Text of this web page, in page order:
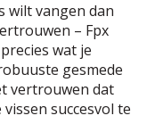
wilt vangen dan
– Fpx
wat je
gesmede
vertrouwen dat
succesvol te